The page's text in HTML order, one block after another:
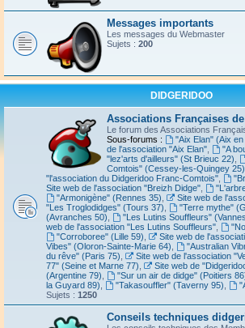
Messages importants
Les messages du Webmaster
Sujets : 200
DIDGERIDOO
Associations Françaises
Le forum des Associations
Sous-forums :
"Aix Elan" (Aix
de l'association "Aix Elan"
"A
"lez'arts d'ailleurs" (St Brieuc 22)
Comtois" (Cessey-les-Quingey 25)
"l'association du Didgeridoo Franc-Comtois"
Site web de l'association "Breizh Didge"
"Armonigène" (Rennes 35)
Site web de
"Les Troglodidges" (Tours 37)
"Terre mythe"
(Avranches 50)
"Les Lutins Souffleurs"
web de l'association "Les Lutins Souffleurs"
"Corroboree" (Lille 59)
Site web de
Vibes" (Oloron-Sainte-Marie 64)
"Australian
du rêve" (Paris 75)
Site web de l'association
77" (Seine et Marne 77)
Site web de
(Argentine 79)
"Sur un air de didge" (Poitiers
la Guyard 89)
"Takasouffler" (Taverny 95)
Sujets : 1250
Conseils techniques